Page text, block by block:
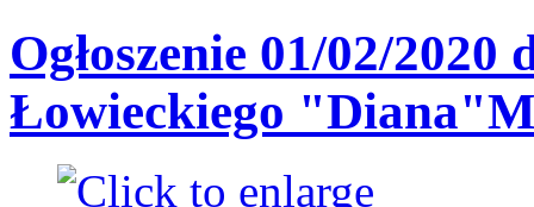
Ogłoszenie 01/02/
Łowieckiego